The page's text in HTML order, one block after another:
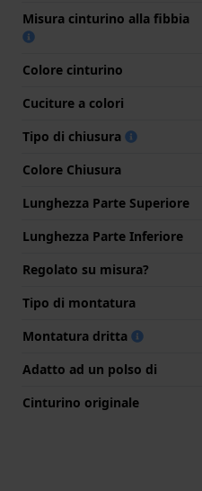
Misura cinturino alla fibbia
Colore cinturino
Cuciture a colori
Tipo di chiusura
Colore Chiusura
Lunghezza Parte Superiore
Lunghezza Parte Inferiore
Regolato su misura?
Tipo di montatura
Montatura dritta
Adatto ad un polso di
Cinturino originale